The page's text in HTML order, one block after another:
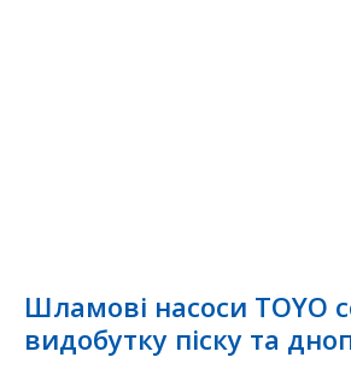
Шламові насоси TOYO
видобутку піску та